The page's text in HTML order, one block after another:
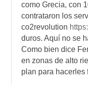
como Grecia, con
contrataron los
co2revolution
duros. Aquí no se
Como bien dice
en zonas de alto
plan para hacerles